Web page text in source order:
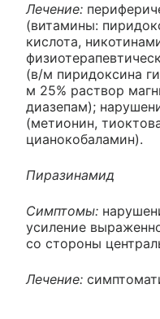
Лечение:
(витамины:
кислота,
(в/м пиридоксина
м 25% раствор
диазепам);
(метионин,
цианокобаламин).
Пиразинамид
Симптомы:
усиление
со стороны
Лечение: